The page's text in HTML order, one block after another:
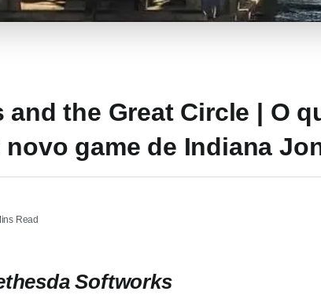
and the Great Circle | O
game de Indiana
Read
Softworks